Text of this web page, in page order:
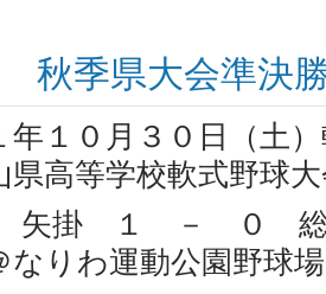
秋季県大会準決
年１０月３０日（土
県高等学校軟式野球
】 矢掛 １ － ０ 総
りわ運動公園野球場